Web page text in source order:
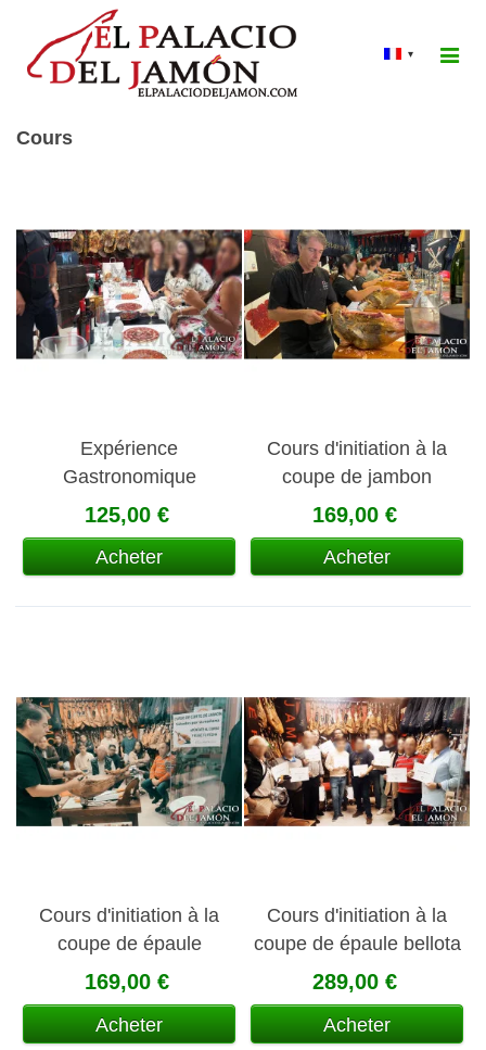
▾
Cours
Expérience
Gastronomique
Gourmande (à Cadix)
125,00 €
Acheter
Cours d'initiation à la
coupe de jambon
serrano
169,00 €
Acheter
Cours d'initiation à la
coupe de épaule
169,00 €
Acheter
Cours d'initiation à la
coupe de épaule bellota
289,00 €
Acheter